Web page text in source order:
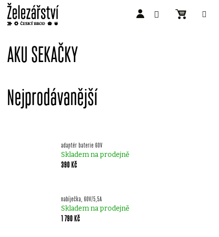
obsah
AKU SEKAČKY
Nejprodávanější
adaptér baterie 60V
Skladem na prodejně
390 Kč
nabíječka, 60V/5,5A
Skladem na prodejně
1 790 Kč